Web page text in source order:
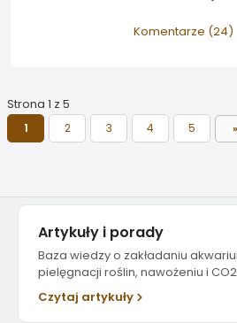
podstawowe możliwości to
podawania odżywek za
Komentarze (24)
Strona 1 z 5
1 2 3 4 5 »
Artykuły i porady
Baza wiedzy o zakładaniu
pielęgnacji roślin, nawożeniu i
Czytaj artykuły